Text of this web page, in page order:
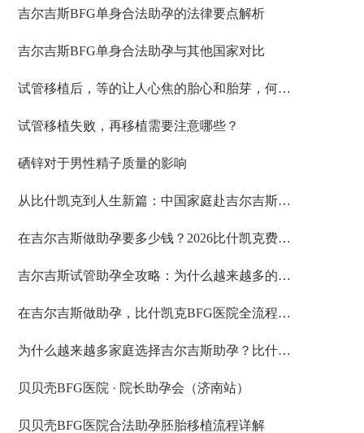
吉尔吉斯BFG单身合法助孕的法律要点解析
吉尔吉斯BFG单身合法助孕与其他国家对比
试管移植后，等的让人心焦的胎心和胎芽，何时会出现？
试管移植失败，再移植需要注意哪些？
硒锌对于男性精子质量的影响
从比什凯克到人生新篇：中国家庭赴吉尔吉斯助孕的完整路径解析
在吉尔吉斯做助孕要多少钱？2026比什凯克费用全公开，拒绝隐形消费
吉尔吉斯试管助孕全攻略：为什么越来越多的中国家庭选择比什凯克？
在吉尔吉斯做助孕，比什凯克BFG医院全流程深度解析：从签约到抱娃
为什么越来越多家庭选择吉尔吉斯助孕？比什凯克BFG医院的四个核心答案
贝贝壳BFG医院 · 院长助孕会（济南站）
贝贝壳BFG医院合法助孕胚胎移植流程详解